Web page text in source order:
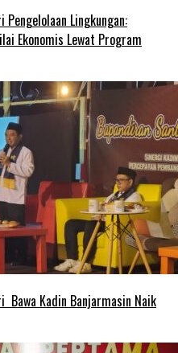
Lingkungan:
Ekonomis Lewat Program
Bawa Kadin Banjarmasin Naik